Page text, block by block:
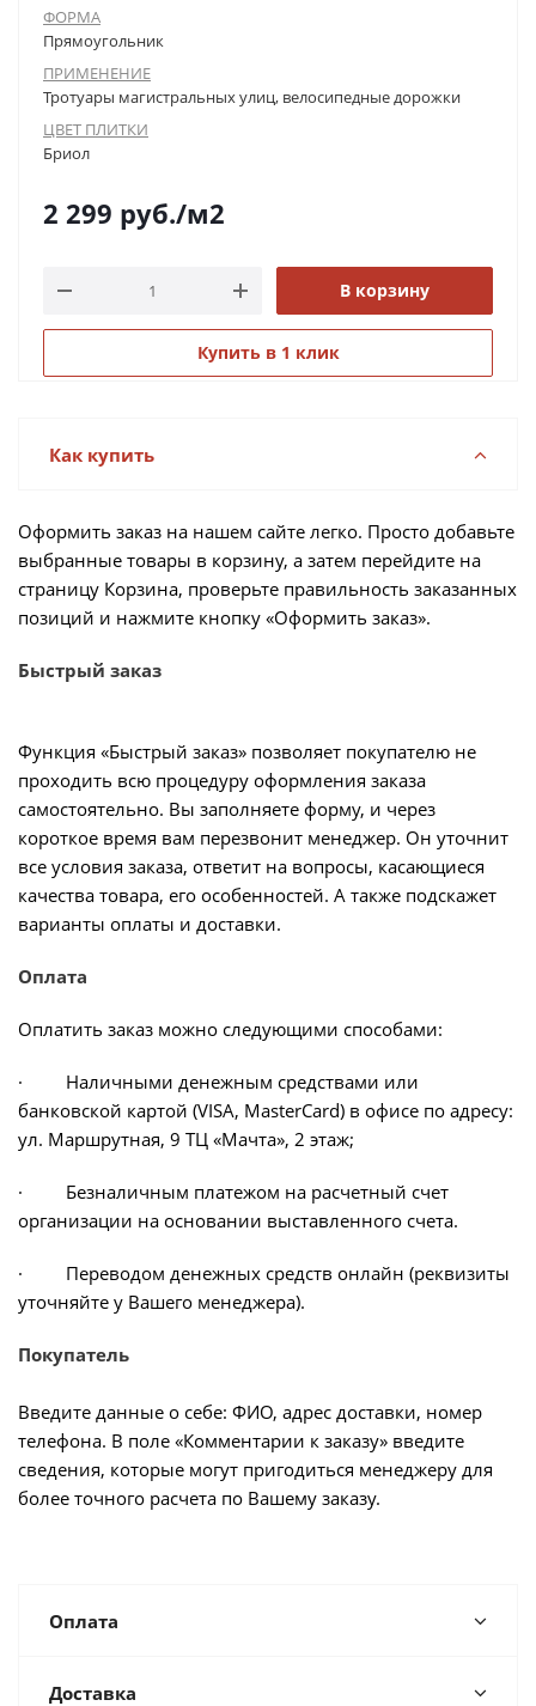
ФОРМА
Прямоугольник
ПРИМЕНЕНИЕ
Тротуары магистральных улиц, велосипедные дорожки
ЦВЕТ ПЛИТКИ
Бриол
2 299 руб./м2
В корзину
Купить в 1 клик
Как купить
Оформить заказ на нашем сайте легко. Просто добавьте
выбранные товары в корзину, а затем перейдите на
страницу Корзина, проверьте правильность заказанных
позиций и нажмите кнопку «Оформить заказ».
Быстрый заказ
Функция «Быстрый заказ» позволяет покупателю не
проходить всю процедуру оформления заказа
самостоятельно. Вы заполняете форму, и через
короткое время вам перезвонит менеджер. Он уточнит
все условия заказа, ответит на вопросы, касающиеся
качества товара, его особенностей. А также подскажет
варианты оплаты и доставки.
Оплата
Оплатить заказ можно следующими способами:
· Наличными денежным средствами или
банковской картой (VISA, MasterCard) в офисе по адресу:
ул. Маршрутная, 9 ТЦ «Мачта», 2 этаж;
· Безналичным платежом на расчетный счет
организации на основании выставленного счета.
· Переводом денежных средств онлайн (реквизиты
уточняйте у Вашего менеджера).
Покупатель
Введите данные о себе: ФИО, адрес доставки, номер
телефона. В поле «Комментарии к заказу» введите
сведения, которые могут пригодиться менеджеру для
более точного расчета по Вашему заказу.
Оплата
Доставка